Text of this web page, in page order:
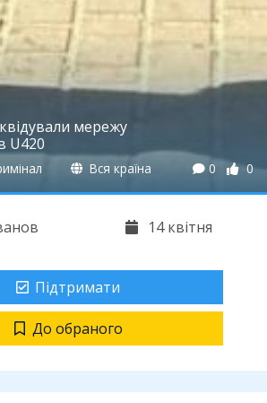
мережу
U420
Вся країна 0 0
14 квітня
Підтримати
До обраного